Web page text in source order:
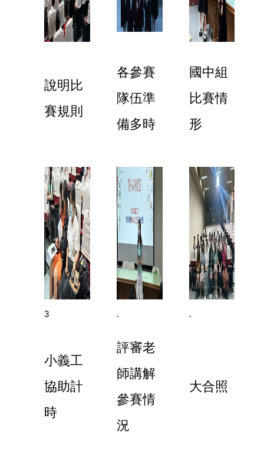
說明比
賽規則
各參賽
隊伍準
備多時
國中組
比賽情
形
3 . .
小義工
協助計
時
評審老
師講解
參賽情
況
大合照